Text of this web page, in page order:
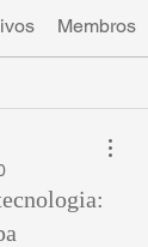
Membros